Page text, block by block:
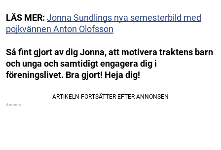
LÄS MER: Jonna Sundlings nya semesterbild med
pojkvännen Anton Olofsson
Så fint gjort av dig Jonna, att motivera traktens barn
och unga och samtidigt engagera dig i
föreningslivet. Bra gjort! Heja dig!